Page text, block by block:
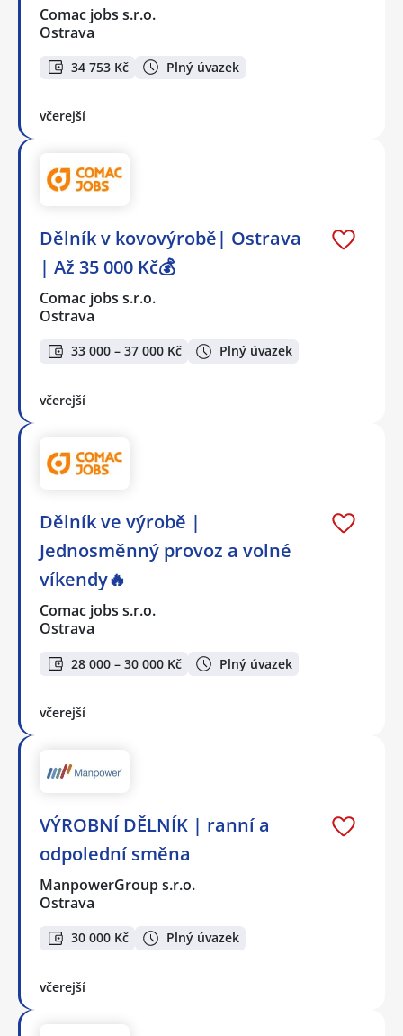
Comac jobs s.r.o.
Ostrava
34 753 Kč Plný úvazek
včerejší
Dělník v kovovýrobě| Ostrava
| Až 35 000 Kč💰
Comac jobs s.r.o.
Ostrava
33 000 – 37 000 Kč Plný úvazek
včerejší
Dělník ve výrobě |
Jednosměnný provoz a volné
víkendy🔥
Comac jobs s.r.o.
Ostrava
28 000 – 30 000 Kč Plný úvazek
včerejší
VÝROBNÍ DĚLNÍK | ranní a
odpolední směna
ManpowerGroup s.r.o.
Ostrava
30 000 Kč Plný úvazek
včerejší